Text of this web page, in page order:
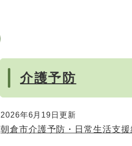
介護予防
2026年6月19日更新
朝倉市介護予防・日常生活支